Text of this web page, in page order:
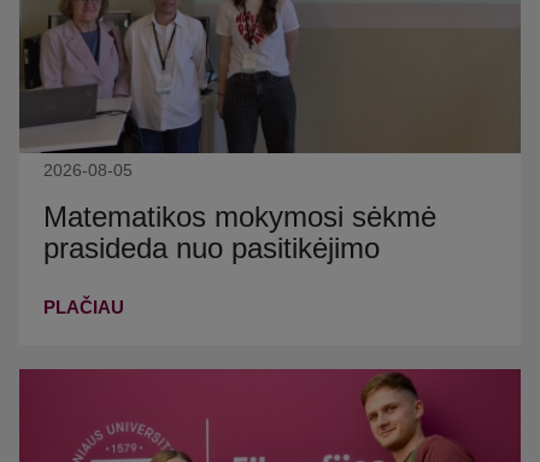
2026-08-05
Matematikos mokymosi sėkmė
prasideda nuo pasitikėjimo
PLAČIAU